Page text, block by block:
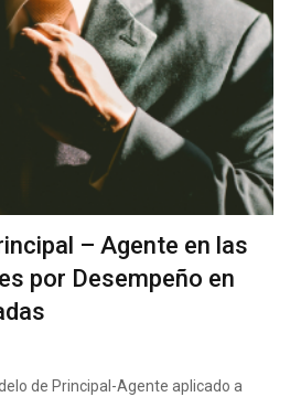
– Agente en las
por Desempeño en
de Principal-Agente aplicado a